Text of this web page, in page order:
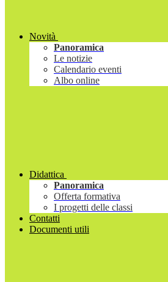
Novità
Panoramica
Le notizie
Calendario eventi
Albo online
Didattica
Panoramica
Offerta formativa
I progetti delle classi
Contatti
Documenti utili